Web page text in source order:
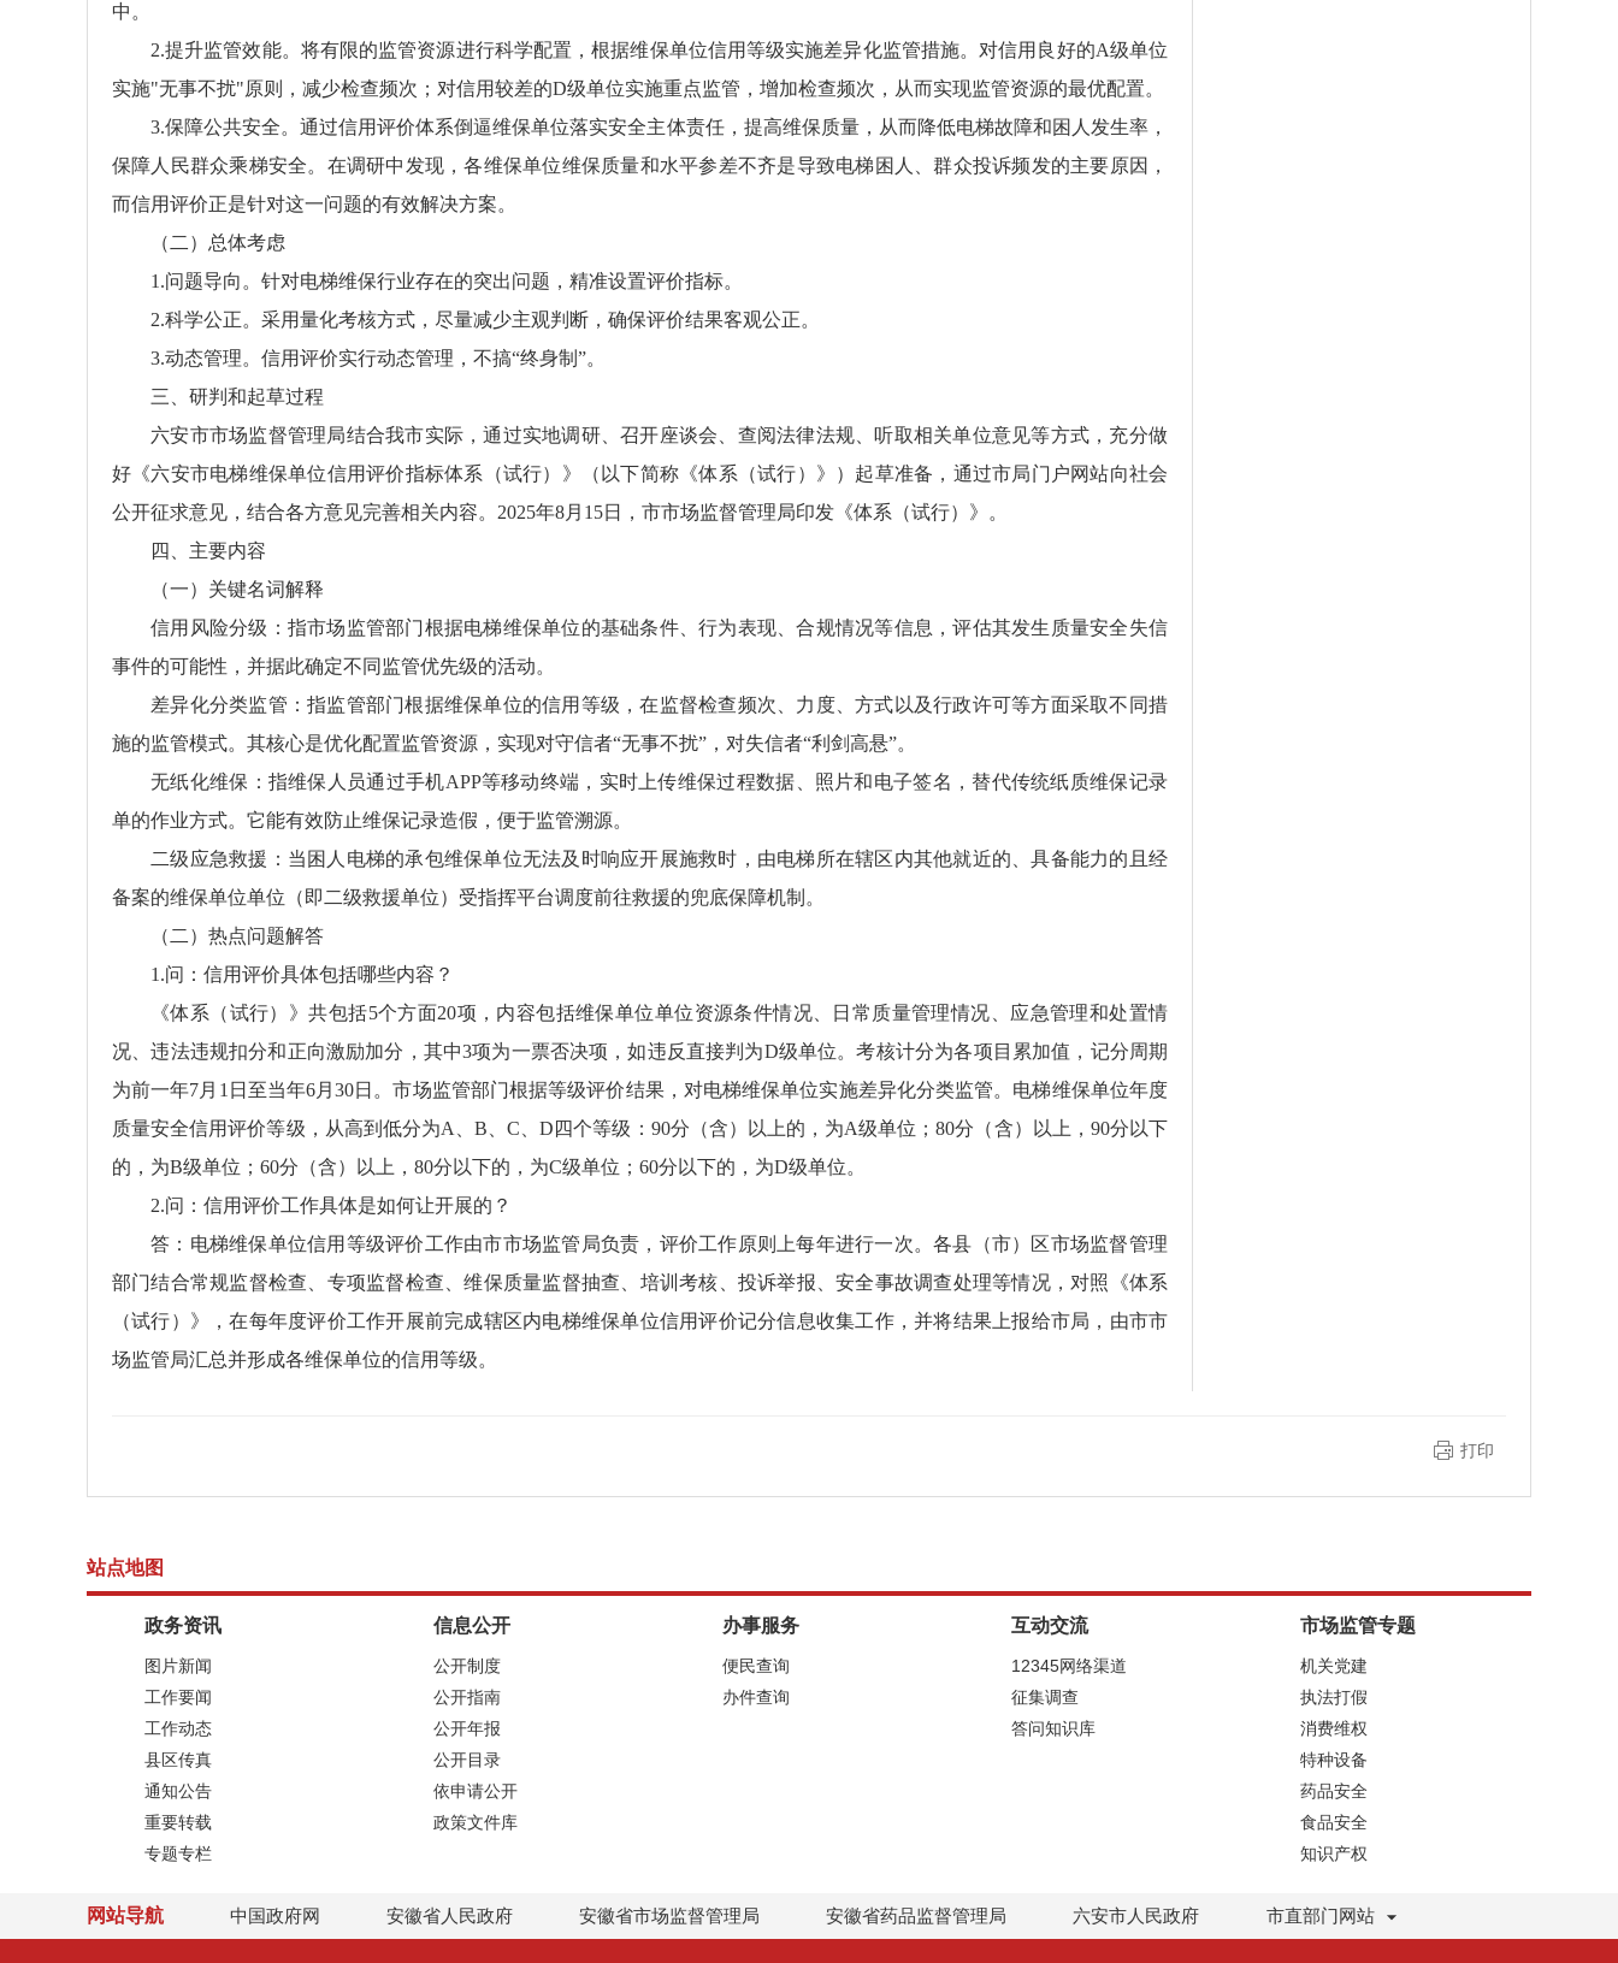
中。
2.提升监管效能。将有限的监管资源进行科学配置，根据维保单位信用等级实施差异化监管措施。对信用良好的A级单位
实施"无事不扰"原则，减少检查频次；对信用较差的D级单位实施重点监管，增加检查频次，从而实现监管资源的最优配置。
3.保障公共安全。通过信用评价体系倒逼维保单位落实安全主体责任，提高维保质量，从而降低电梯故障和困人发生率，
保障人民群众乘梯安全。在调研中发现，各维保单位维保质量和水平参差不齐是导致电梯困人、群众投诉频发的主要原因，
而信用评价正是针对这一问题的有效解决方案。
（二）总体考虑
1.问题导向。针对电梯维保行业存在的突出问题，精准设置评价指标。
2.科学公正。采用量化考核方式，尽量减少主观判断，确保评价结果客观公正。
3.动态管理。信用评价实行动态管理，不搞“终身制”。
三、研判和起草过程
六安市市场监督管理局结合我市实际，通过实地调研、召开座谈会、查阅法律法规、听取相关单位意见等方式，充分做
好《六安市电梯维保单位信用评价指标体系（试行）》（以下简称《体系（试行）》）起草准备，通过市局门户网站向社会
公开征求意见，结合各方意见完善相关内容。2025年8月15日，市市场监督管理局印发《体系（试行）》。
四、主要内容
（一）关键名词解释
信用风险分级：指市场监管部门根据电梯维保单位的基础条件、行为表现、合规情况等信息，评估其发生质量安全失信
事件的可能性，并据此确定不同监管优先级的活动。
差异化分类监管：指监管部门根据维保单位的信用等级，在监督检查频次、力度、方式以及行政许可等方面采取不同措
施的监管模式。其核心是优化配置监管资源，实现对守信者“无事不扰”，对失信者“利剑高悬”。
无纸化维保：指维保人员通过手机APP等移动终端，实时上传维保过程数据、照片和电子签名，替代传统纸质维保记录
单的作业方式。它能有效防止维保记录造假，便于监管溯源。
二级应急救援：当困人电梯的承包维保单位无法及时响应开展施救时，由电梯所在辖区内其他就近的、具备能力的且经
备案的维保单位单位（即二级救援单位）受指挥平台调度前往救援的兜底保障机制。
（二）热点问题解答
1.问：信用评价具体包括哪些内容？
《体系（试行）》共包括5个方面20项，内容包括维保单位单位资源条件情况、日常质量管理情况、应急管理和处置情
况、违法违规扣分和正向激励加分，其中3项为一票否决项，如违反直接判为D级单位。考核计分为各项目累加值，记分周期
为前一年7月1日至当年6月30日。市场监管部门根据等级评价结果，对电梯维保单位实施差异化分类监管。电梯维保单位年度
质量安全信用评价等级，从高到低分为A、B、C、D四个等级：90分（含）以上的，为A级单位；80分（含）以上，90分以下
的，为B级单位；60分（含）以上，80分以下的，为C级单位；60分以下的，为D级单位。
2.问：信用评价工作具体是如何让开展的？
答：电梯维保单位信用等级评价工作由市市场监管局负责，评价工作原则上每年进行一次。各县（市）区市场监督管理
部门结合常规监督检查、专项监督检查、维保质量监督抽查、培训考核、投诉举报、安全事故调查处理等情况，对照《体系
（试行）》，在每年度评价工作开展前完成辖区内电梯维保单位信用评价记分信息收集工作，并将结果上报给市局，由市市
场监管局汇总并形成各维保单位的信用等级。
打印
站点地图
政务资讯
图片新闻
工作要闻
工作动态
县区传真
通知公告
重要转载
专题专栏
信息公开
公开制度
公开指南
公开年报
公开目录
依申请公开
政策文件库
办事服务
便民查询
办件查询
互动交流
12345网络渠道
征集调查
答问知识库
市场监管专题
机关党建
执法打假
消费维权
特种设备
药品安全
食品安全
知识产权
网站导航 中国政府网 安徽省人民政府 安徽省市场监督管理局 安徽省药品监督管理局 六安市人民政府 市直部门网站